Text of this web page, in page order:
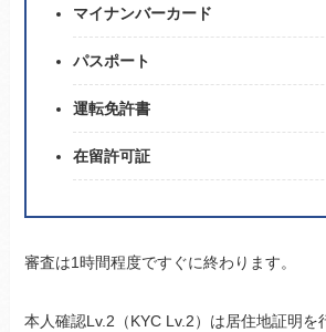
マイナンバーカード
パスポート
運転免許書
在留許可証
審査は1時間程度ですぐに終わります。
本人確認Lv.2（KYC Lv.2）は居住地証明を